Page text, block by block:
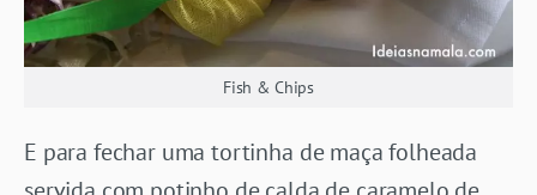
Fish & Chips
E para fechar uma tortinha de maça folheada